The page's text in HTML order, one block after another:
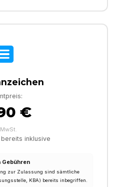
€
inklusive
Gebühren
zur Zulassung sind sämtliche
KBA) bereits inbegriffen.